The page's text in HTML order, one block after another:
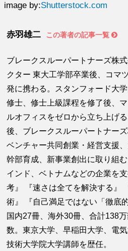
image by:Shutterstock.com
赤羽雄二 この著者の記事一覧
ブレークスルーパートナーズ株
クター 東大工学部卒業後、コマ
発に携わる。スタンフォード大
修士、修士上級課程を修了後、
ルオフィスをゼロから立ち上げ
後、ブレークスルーパートナー
ベンチャー共同創業・経営支援
幹部育成、新事業創出に取り組
インド、ベトナムなどの企業を
考』 『速さは全てを解決する』
術』 『自己満足ではない「徹底
国内27冊、海外30冊、合計138
数。東京大学、早稲田大学、電
技術大学院大学講師を歴任。